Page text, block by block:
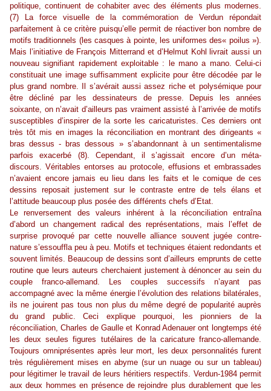
politique, continuent de cohabiter avec des éléments plus modernes.
(7) La force visuelle de la commémoration de Verdun répondait
parfaitement à ce critère puisqu’elle permit de réactiver bon nombre de
motifs traditionnels (les casques à pointe, les uniformes des« poilus »).
Mais l’initiative de François Mitterrand et d’Helmut Kohl livrait aussi un
nouveau signifiant rapidement exploitable : le mano a mano. Celui-ci
constituait une image suffisamment explicite pour être décodée par le
plus grand nombre. Il s’avérait aussi assez riche et polysémique pour
être décliné par les dessinateurs de presse. Depuis les années
soixante, on n’avait d’ailleurs pas vraiment assisté à l’arrivée de motifs
susceptibles d’inspirer de la sorte les caricaturistes. Ces derniers ont
très tôt mis en images la réconciliation en montrant des dirigeants «
bras dessus - bras dessous » s’abandonnant à un sentimentalisme
parfois exacerbé (8). Cependant, il s’agissait encore d’un méta-
discours. Véritables entorses au protocole, effusions et embrassades
n’avaient encore jamais eu lieu dans les faits et le comique de ces
dessins reposait justement sur le contraste entre de tels élans et
l’attitude beaucoup plus posée des différents chefs d’Etat.
Le renversement des valeurs inhérent à la réconciliation entraîna
d’abord un changement radical des représentations, mais l’effet de
surprise provoqué par cette nouvelle alliance souvent jugée contre-
nature s’essouffla peu à peu. Motifs et techniques étaient redondants et
souvent limités. Beaucoup de dessins sont d’ailleurs emprunts de cette
routine que leurs auteurs cherchaient justement à dénoncer au sein du
couple franco-allemand. Les couples successifs n’ayant pas
accompagné avec la même énergie l’évolution des relations bilatérales,
ils ne jouirent pas tous non plus du même degré de popularité auprès
du grand public. Ceci explique pourquoi, les pionniers de la
réconciliation, Charles de Gaulle et Konrad Adenauer ont longtemps été
les deux seules figures tutélaires de la caricature franco-allemande.
Toujours omniprésentes après leur mort, les deux personnalités furent
très régulièrement mises en abyme (sur un nuage ou sur un tableau)
pour légitimer le travail de leurs héritiers respectifs. Verdun-1984 permit
aux deux hommes en présence de rejoindre plus durablement que les